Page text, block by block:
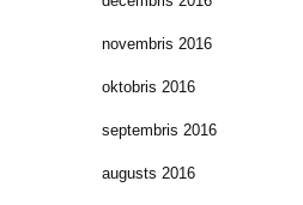
novembris 2016
oktobris 2016
septembris 2016
augusts 2016